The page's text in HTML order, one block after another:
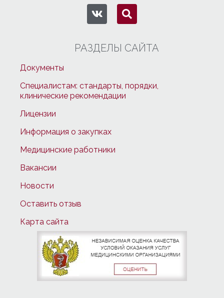
РАЗДЕЛЫ САЙТА
Документы
Специалистам: стандарты, порядки,
клинические рекомендации
Лицензии
Информация о закупках
Медицинские работники
Вакансии
Новости
Оставить отзыв
Карта сайта